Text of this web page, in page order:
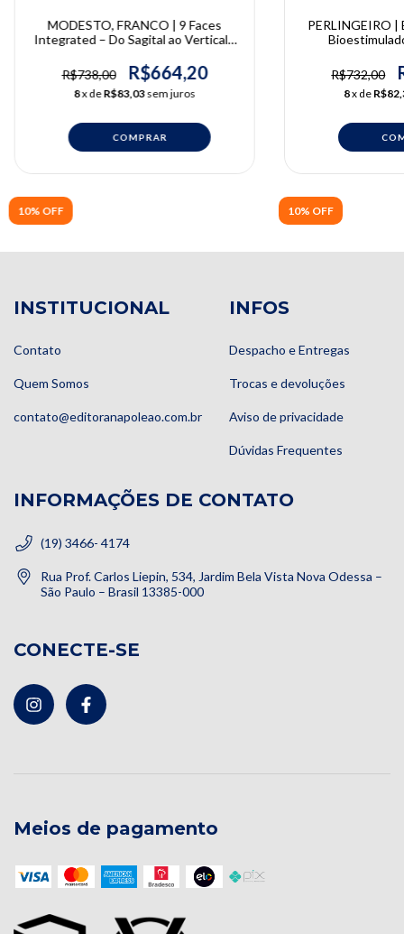
10% OFF
MODESTO, FRANCO | 9 Faces
Integrated – Do Sagital ao Vertical |
Jacomino Franco
R$738,00 R$664,20
8x deR$83,03sem juros
10% OFF
PERLINGEIRO |
R$732,00
8x de
INSTITUCIONAL
Contato
Quem Somos
contato@editoranapoleao.com.br
INFOS
Despacho e Entregas
Trocas e devoluções
Aviso de privacidade
Dúvidas Frequentes
INFORMAÇÕES DE CONTATO
(19) 3466- 4174
Rua Prof. Carlos Liepin, 534, Jardim Bela Vista Nova Odessa –
São Paulo – Brasil 13385-000
CONECTE-SE
Meios de pagamento